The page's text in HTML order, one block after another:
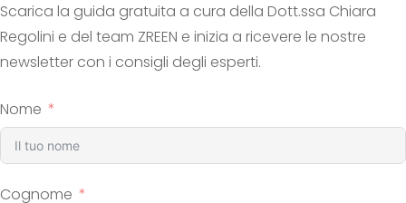
Scarica la guida gratuita a cura della Dott.ssa Chiara
Regolini e del team ZREEN e inizia a ricevere le nostre
newsletter con i consigli degli esperti.
Nome
Cognome